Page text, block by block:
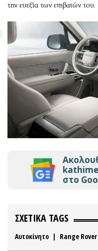
την ευεξία των επιβατών του.
στο
ΣΧΕΤΙΚΑ TAGS
Αυτοκίνητο | Range Rover